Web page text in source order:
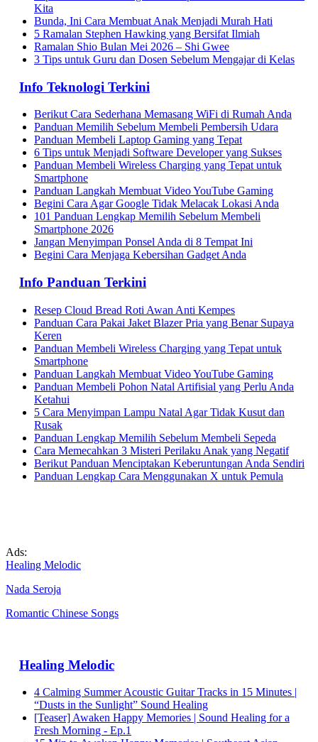
Kita
Bunda, Ini Cara Membuat Anak Menjadi Murah Hati
5 Ramalan Stephen Hawking yang Bersifat Ilmiah
Ramalan Shio Bulan Mei 2026 – Shi Gwee
3 Tips untuk Guru dan Dosen Sebelum Mengajar di Kelas
Info Teknologi Terkini
Berikut Cara Sederhana Memasang WiFi di Rumah Anda
Panduan Memilih Sebelum Membeli Pembersih Udara
Panduan Membeli Laptop Gaming yang Tepat
6 Tips untuk Menjadi Software Developer yang Sukses
Panduan Membeli Wireless Charging yang Tepat untuk
Smartphone
Panduan Langkah Membuat Video YouTube Gaming
Begini Cara Agar Google Tidak Melacak Lokasi Anda
101 Panduan Lengkap Memilih Sebelum Membeli
Smartphone 2026
Jangan Menyimpan Ponsel Anda di 8 Tempat Ini
Begini Cara Menjaga Kebersihan Gadget Anda
Info Panduan Terkini
Resep Cloud Bread Roti Awan Anti Kempes
Panduan Cara Pakai Jaket Blazer Pria yang Benar Supaya
Keren
Panduan Membeli Wireless Charging yang Tepat untuk
Smartphone
Panduan Langkah Membuat Video YouTube Gaming
Panduan Membeli Pohon Natal Artifisial yang Perlu Anda
Ketahui
5 Cara Menyimpan Lampu Natal Agar Tidak Kusut dan
Rusak
Panduan Lengkap Memilih Sebelum Membeli Sepeda
Cara Memecahkan 3 Misteri Perilaku Anak yang Negatif
Berikut Panduan Menciptakan Keberuntungan Anda Sendiri
Panduan Lengkap Cara Menggunakan X untuk Pemula
Ads:
Healing Melodic
Nada Seroja
Romantic Chinese Songs
Healing Melodic
4 Calming Summer Acoustic Guitar Tracks in 15 Minutes |
“Dusts in the Sunlight” Sound Healing
[Teaser] Awaken Happy Memories | Sound Healing for a
Fresh Morning - Ep.1